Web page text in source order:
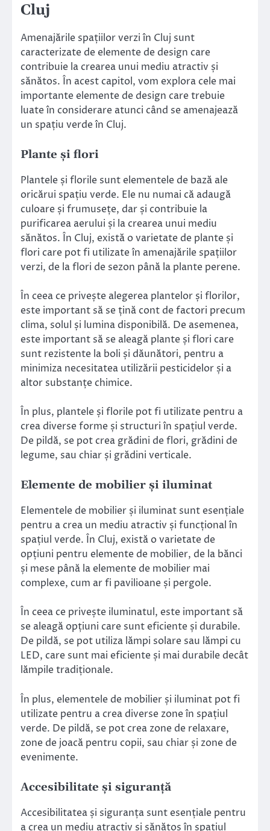
Cluj
Amenajările spațiilor verzi în Cluj sunt
caracterizate de elemente de design care
contribuie la crearea unui mediu atractiv și
sănătos. În acest capitol, vom explora cele mai
importante elemente de design care trebuie
luate în considerare atunci când se amenajează
un spațiu verde în Cluj.
Plante și flori
Plantele și florile sunt elementele de bază ale
oricărui spațiu verde. Ele nu numai că adaugă
culoare și frumusețe, dar și contribuie la
purificarea aerului și la crearea unui mediu
sănătos. În Cluj, există o varietate de plante și
flori care pot fi utilizate în amenajările spațiilor
verzi, de la flori de sezon până la plante perene.
În ceea ce privește alegerea plantelor și florilor,
este important să se țină cont de factori precum
clima, solul și lumina disponibilă. De asemenea,
este important să se aleagă plante și flori care
sunt rezistente la boli și dăunători, pentru a
minimiza necesitatea utilizării pesticidelor și a
altor substanțe chimice.
În plus, plantele și florile pot fi utilizate pentru a
crea diverse forme și structuri în spațiul verde.
De pildă, se pot crea grădini de flori, grădini de
legume, sau chiar și grădini verticale.
Elemente de mobilier și iluminat
Elementele de mobilier și iluminat sunt esențiale
pentru a crea un mediu atractiv și funcțional în
spațiul verde. În Cluj, există o varietate de
opțiuni pentru elemente de mobilier, de la bănci
și mese până la elemente de mobilier mai
complexe, cum ar fi pavilioane și pergole.
În ceea ce privește iluminatul, este important să
se aleagă opțiuni care sunt eficiente și durabile.
De pildă, se pot utiliza lămpi solare sau lămpi cu
LED, care sunt mai eficiente și mai durabile decât
lămpile tradiționale.
În plus, elementele de mobilier și iluminat pot fi
utilizate pentru a crea diverse zone în spațiul
verde. De pildă, se pot crea zone de relaxare,
zone de joacă pentru copii, sau chiar și zone de
evenimente.
Accesibilitate și siguranță
Accesibilitatea și siguranța sunt esențiale pentru
a crea un mediu atractiv și sănătos în spațiul